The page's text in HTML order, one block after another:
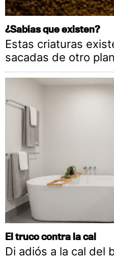
¿Sabías que existen?
Estas criaturas
sacadas de otro
El truco contra la cal
Di adiós a la cal del